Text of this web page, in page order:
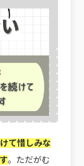
て惜しみな
。ただがむ